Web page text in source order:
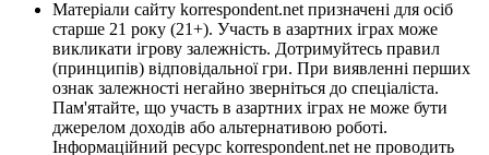
Матеріали сайту korrespondent.net призначені для осіб
старше 21 року (21+). Участь в азартних іграх може
викликати ігрову залежність. Дотримуйтесь правил
(принципів) відповідальної гри. При виявленні перших
ознак залежності негайно зверніться до спеціаліста.
Пам'ятайте, що участь в азартних іграх не може бути
джерелом доходів або альтернативою роботі.
Інформаційний ресурс korrespondent.net не проводить